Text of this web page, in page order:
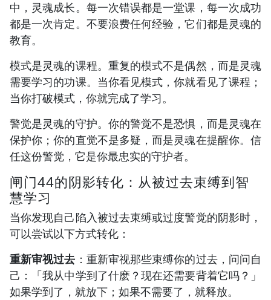
中，灵魂成长。每一次错误都是一堂课，每一次成功
都是一次肯定。不要浪费任何经验，它们都是灵魂的
教育。
模式是灵魂的课程。重复的模式不是偶然，而是灵魂
需要学习的功课。当你看见模式，你就看见了课程；
当你打破模式，你就完成了学习。
警觉是灵魂的守护。你的警觉不是恐惧，而是灵魂在
保护你；你的直觉不是多疑，而是灵魂在提醒你。信
任这份警觉，它是你最忠实的守护者。
闸门44的阴影转化：从被过去束缚到智
慧学习
当你发现自己陷入被过去束缚或过度警觉的阴影时，
可以尝试以下方式转化：
重新审视过去 ：重新审视那些束缚你的过去，问问自
己：「我从中学到了什麽？现在还需要背着它吗？」
如果学到了，就放下；如果不需要了，就释放。